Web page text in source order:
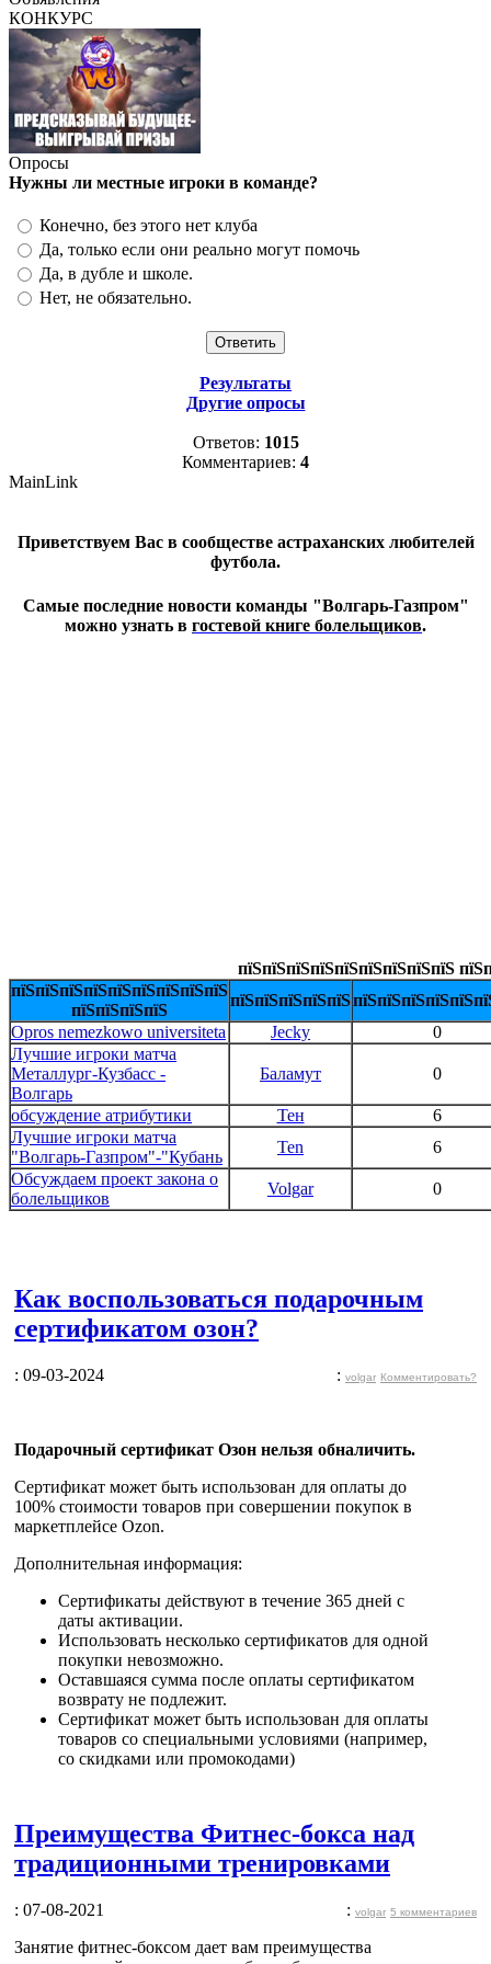
КОНКУРС
Опросы
Нужны ли местные игроки в команде?
Конечно, без этого нет клуба
Да, только если они реально могут помочь
Да, в дубле и школе.
Нет, не обязательно.
Результаты
Другие опросы
Ответов: 1015
Комментариев: 4
MainLink
Приветствуем Вас в сообществе астраханских любителей
футбола.
Самые последние новости команды "Волгарь-Газпром"
можно узнать в гостевой книге болельщиков.
пїЅпїЅпїЅпїЅпїЅпїЅпїЅпїЅпїЅ
пїЅпїЅпїЅпїЅпїЅпїЅпїЅпїЅпїЅ
пїЅпїЅпїЅпїЅ
пїЅпїЅпїЅпїЅпїЅ
Opros nemezkowo universiteta
Jecky
0
Лучшие игроки матча
Металлург-Кузбасс -
Волгарь
Баламут 0
обсуждение атрибутики Тен
6
Лучшие игроки матча
"Волгарь-Газпром"-"Кубань
Ten
6
Обсуждаем проект закона о
болельщиков
Volgar 0
Как воспользоваться подарочным
сертификатом озон?
: 09-03-2024 : volgar Комментировать?
Подарочный сертификат Озон нельзя обналичить.
Сертификат может быть использован для оплаты до
100% стоимости товаров при совершении покупок в
маркетплейсе Ozon.
Дополнительная информация:
Сертификаты действуют в течение 365 дней с
даты активации.
Использовать несколько сертификатов для одной
покупки невозможно.
Оставшаяся сумма после оплаты сертификатом
возврату не подлежит.
Сертификат может быть использован для оплаты
товаров со специальными условиями (например,
со скидками или промокодами)
Преимущества Фитнес-бокса над
традиционными тренировками
: 07-08-2021 : volgar 5 комментариев
Занятие фитнес-боксом дает вам преимущества